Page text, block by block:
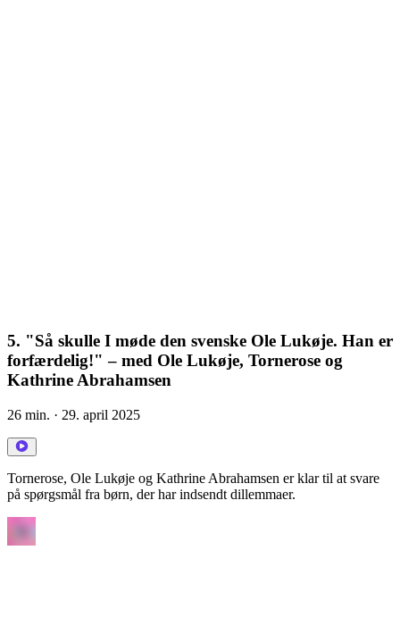
5. "Så skulle I møde den svenske Ole Lukøje. Han er
forfærdelig!" – med Ole Lukøje, Tornerose og
Kathrine Abrahamsen
26 min. · 29. april 2025
Tornerose, Ole Lukøje og Kathrine Abrahamsen er klar til at svare
på spørgsmål fra børn, der har indsendt dillemmaer.